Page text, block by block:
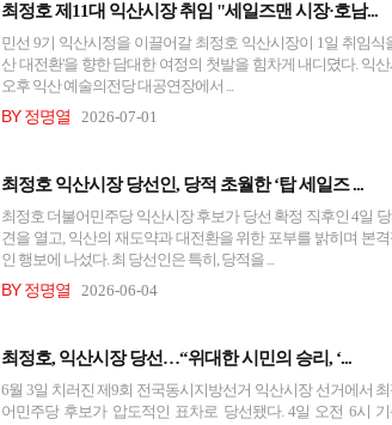
최정호 제11대 익산시장 취임 "세일즈맨 시장·호남...
민선 9기 익산시정을 이끌어갈 최정호 익산시장이 1일 취임식
산 대전환'을 향한 담대한 여정의 첫발을 힘차게 내디뎠다. 익
오후 익산 예술의전당 대공연장에서 ...
BY 정명열 2026-07-01
최정호 익산시장 당선인, 당적 초월한 ‘탑 세일즈 ...
최정호 더불어민주당 익산시장 후보가 당선 확정 직후인 4일
견을 열고, 익산의 재도약과 대전환을 위한 포부를 밝히며 본
인 행보에 나섰다. 최 당선인은 특히, 당적을 ...
BY 정명열 2026-06-04
최정호, 익산시장 당선…“위대한 시민의 승리, ‘...
6월 3일 치러진 제9회 전국동시지방선거 익산시장 선거에서
어민주당 후보가 압도적인 표차로 당선됐다. 4일 오전 6시 기